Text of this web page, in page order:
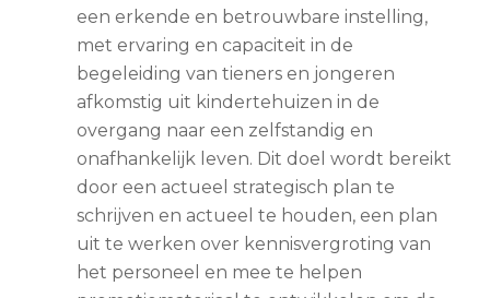
een erkende en betrouwbare instelling,
met ervaring en capaciteit in de
begeleiding van tieners en jongeren
afkomstig uit kindertehuizen in de
overgang naar een zelfstandig en
onafhankelijk leven. Dit doel wordt bereikt
door een actueel strategisch plan te
schrijven en actueel te houden, een plan
uit te werken over kennisvergroting van
het personeel en mee te helpen